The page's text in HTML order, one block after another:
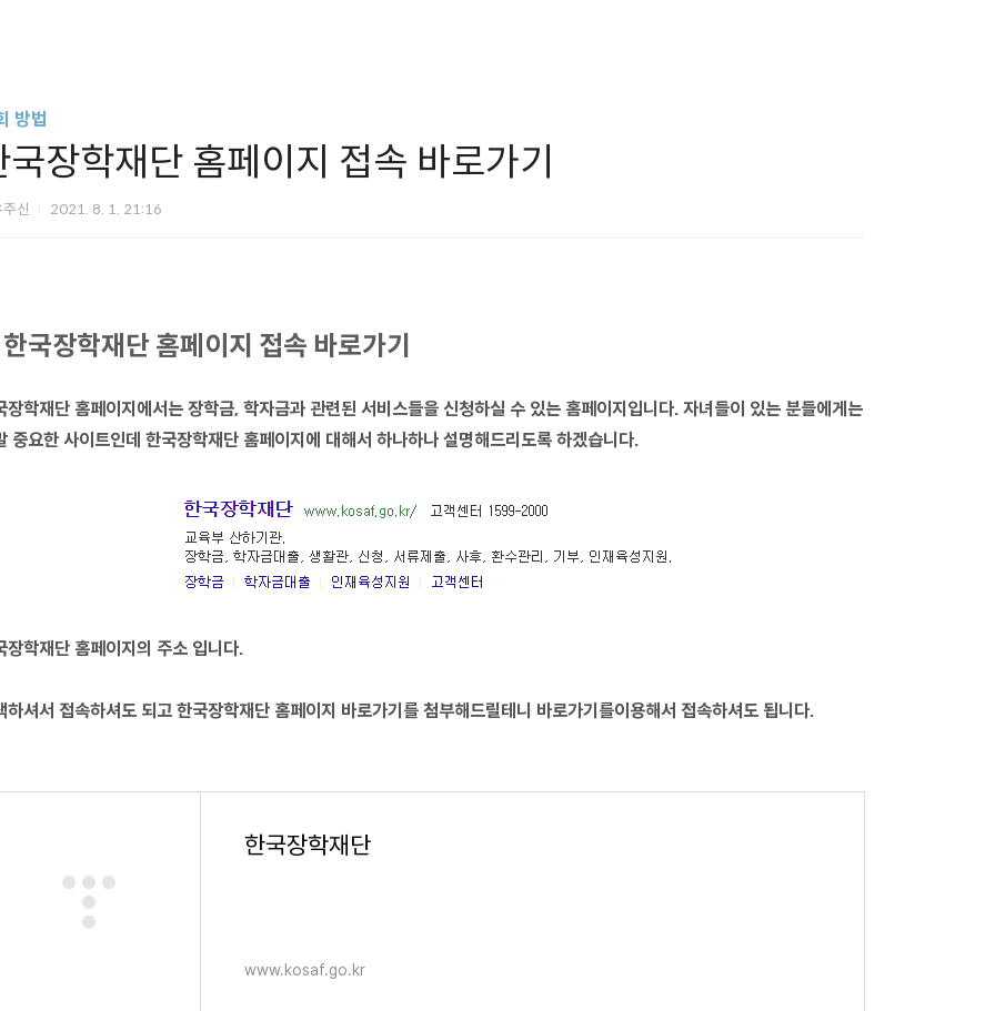
방법
국장학재단 홈페이지 접속 바로가기
신 2021. 8. 1. 21:16
국장학재단 홈페이지 접속 바로가기
장학재단 홈페이지에서는 장학금, 학자금과 관련된 서비스들을 신청하실 수 있는 홈페이지입니다. 자녀들이 있는 분들에게는
중요한 사이트인데 한국장학재단 홈페이지에 대해서 하나하나 설명해드리도록 하겠습니다.
장학재단 홈페이지의 주소 입니다.
하셔서 접속하셔도 되고 한국장학재단 홈페이지 바로가기를 첨부해드릴테니 바로가기를이용해서 접속하셔도 됩니다.
한국장학재단
www.kosaf.go.kr